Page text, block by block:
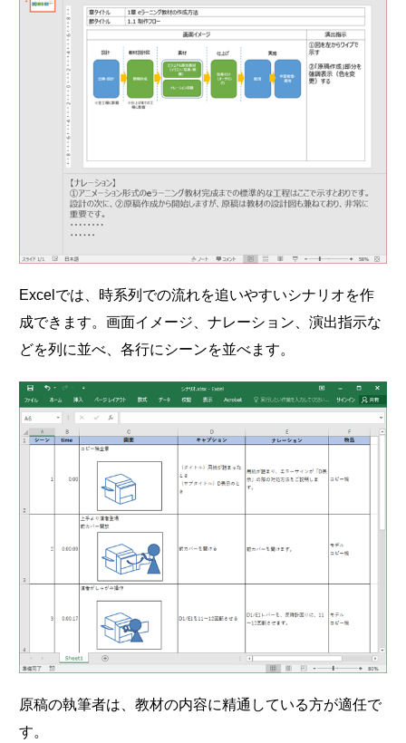
Excelでは、時系列での流れを追いやすいシナリオを作
成できます。画面イメージ、ナレーション、演出指示な
どを列に並べ、各行にシーンを並べます。
原稿の執筆者は、教材の内容に精通している方が適任で
す。